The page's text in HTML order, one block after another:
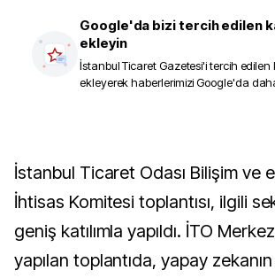
Google'da bizi tercih edilen
ekleyin
İstanbul Ticaret Gazetesi'i tercih
ekleyerek haberlerimizi Google'da
İstanbul Ticaret Odası Bilişim ve e-Ticaret
İhtisas Komitesi toplantısı, ilgili
geniş katılımla yapıldı. İTO
yapılan toplantıda, yapay